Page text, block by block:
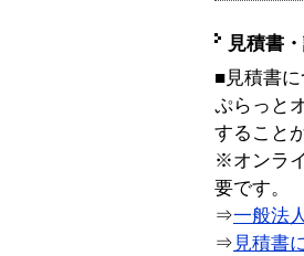
見積書
■見積書
ぷらっと
すること
※オンラ
要です。
⇒一般法
⇒ 見積書